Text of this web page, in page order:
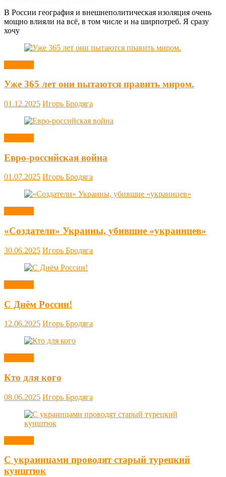
В России география и внешнеполитическая изоляция очень
мощно влияли на всё, в том числе и на ширпотреб. Я сразу
хочу
Уже 365 лет они пытаются править миром.
01.12.2025 Игорь Бродяга
Евро-российская война
01.07.2025 Игорь Бродяга
«Создатели» Украины, убившие «украинцев»
30.06.2025 Игорь Бродяга
С Днём России!
12.06.2025 Игорь Бродяга
Кто для кого
08.06.2025 Игорь Бродяга
С украинцами проводят старый турецкий
кунштюк